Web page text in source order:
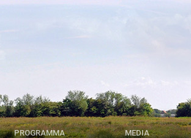
PROGRAMMA MEDIA